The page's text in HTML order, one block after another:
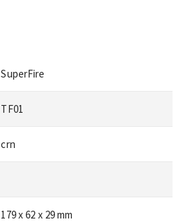
SuperFire
TF01
crn
179 x 62 x 29 mm